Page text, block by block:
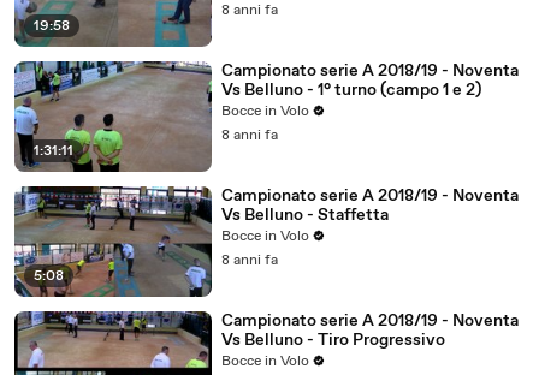
19:58
8 anni fa
1:31:11
Campionato serie A 2018/19 - Noventa
Vs Belluno - 1° turno (campo 1 e 2)
Bocce in Volo
8 anni fa
5:08
Campionato serie A 2018/19 - Noventa
Vs Belluno - Staffetta
Bocce in Volo
8 anni fa
Campionato serie A 2018/19 - Noventa
Vs Belluno - Tiro Progressivo
Bocce in Volo